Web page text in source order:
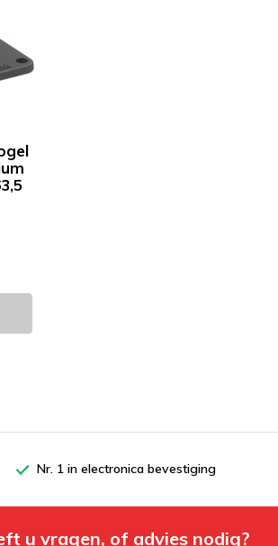
Nr. 1 in electronica bevestiging
u vragen, of advies nodig?